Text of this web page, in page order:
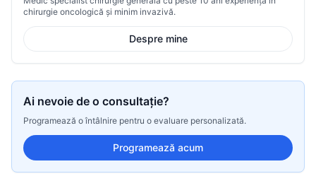
chirurgie oncologică și minim invazivă.
Despre mine
Ai nevoie de o consultație?
Programează o întâlnire pentru o evaluare personalizată.
Programează acum